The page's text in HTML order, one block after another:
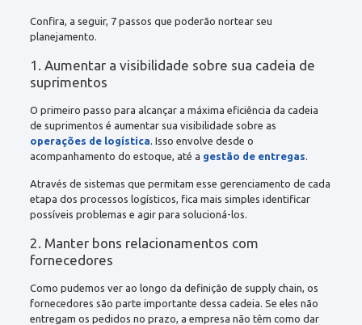
Confira, a seguir, 7passos que poderão nortear seu
planejamento.
1. Aumentar a visibilidade sobre sua cadeia de
suprimentos
O primeiro passo para alcançar a máxima eficiência da cadeia
de suprimentos é aumentar sua visibilidade sobre as
operações de logística . Isso envolve desde o
acompanhamento do estoque, até a gestão de entregas
Através de sistemas que permitam esse gerenciamento de cada
etapa dos processos logísticos, fica mais simples identificar
possíveis problemas e agir para solucioná-los.
2. Manter bons relacionamentos com
fornecedores
Como pudemos ver ao longo da definição de supply chain, os
fornecedores são parte importante dessa cadeia. Se eles não
entregam os pedidos no prazo, a empresa não têm como dar